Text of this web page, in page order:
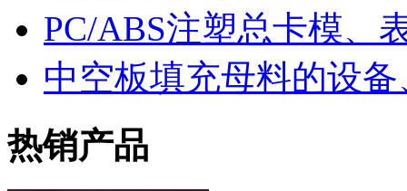
PC/ABS注塑总卡模、
中空板填充母料的设
热销产品